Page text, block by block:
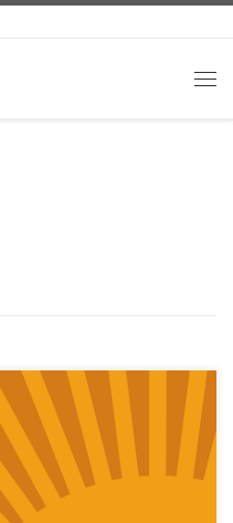
abs-magazin von RadioX
vom Netzwerk Konkrete